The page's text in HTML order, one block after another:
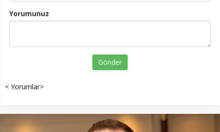
Yorumunuz
Gönder
< Yorumlar>